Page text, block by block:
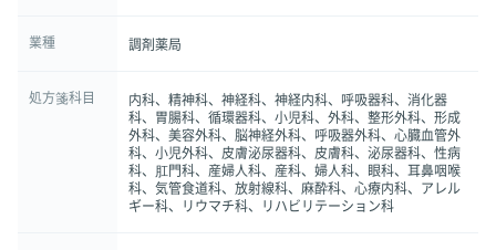
業種 調剤薬局
処方箋科目
内科、精神科、神経科、神経内科、呼吸器科、消化器
科、胃腸科、循環器科、小児科、外科、整形外科、形成
外科、美容外科、脳神経外科、呼吸器外科、心臓血管外
科、小児外科、皮膚泌尿器科、皮膚科、泌尿器科、性病
科、肛門科、産婦人科、産科、婦人科、眼科、耳鼻咽喉
科、気管食道科、放射線科、麻酔科、心療内科、アレル
ギー科、リウマチ科、リハビリテーション科